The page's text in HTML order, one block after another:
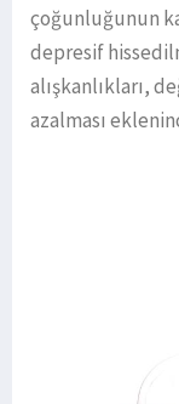
çoğunluğunun
depresif
alışkanlıkları,
azalması